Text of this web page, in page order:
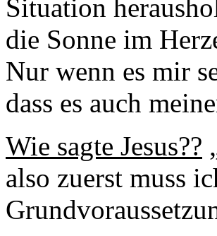
Situation
die Sonne im
Nur wenn es mir
dass es auch
Wie sagte Jesus??
also zuerst muss